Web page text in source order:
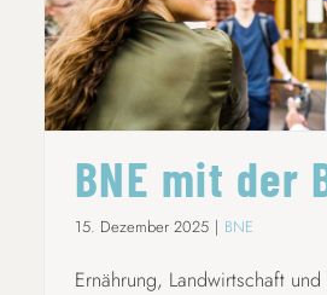
BNE mit der
15. Dezember 2025 | BNE
Ernährung, Landwirtschaft